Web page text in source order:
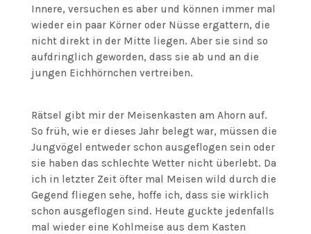
Innere, versuchen es aber und können immer mal
wieder ein paar Körner oder Nüsse ergattern, die
nicht direkt in der Mitte liegen. Aber sie sind so
aufdringlich geworden, dass sie ab und an die
jungen Eichhörnchen vertreiben.
Rätsel gibt mir der Meisenkasten am Ahorn auf.
So früh, wie er dieses Jahr belegt war, müssen die
Jungvögel entweder schon ausgeflogen sein oder
sie haben das schlechte Wetter nicht überlebt. Da
ich in letzter Zeit öfter mal Meisen wild durch die
Gegend fliegen sehe, hoffe ich, dass sie wirklich
schon ausgeflogen sind. Heute guckte jedenfalls
mal wieder eine Kohlmeise aus dem Kasten